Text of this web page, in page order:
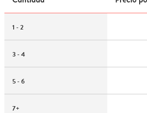
1 - 2
3 - 4
5 - 6
7+